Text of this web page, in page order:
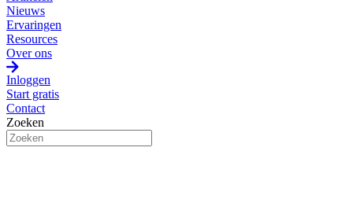
Nieuws
Ervaringen
Resources
Over ons
Inloggen
Start gratis
Contact
Zoeken